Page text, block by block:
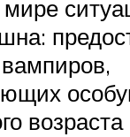
возраста